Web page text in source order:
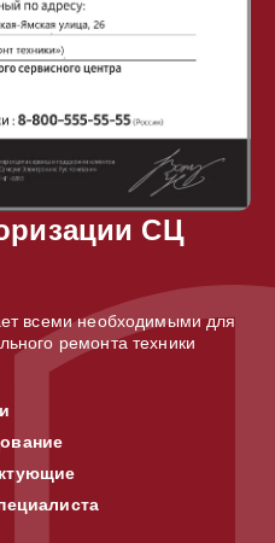
СЦ
всеми необходимыми для
ремонта техники